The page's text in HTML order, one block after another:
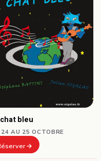
bleu
AU 25 OCTOBRE